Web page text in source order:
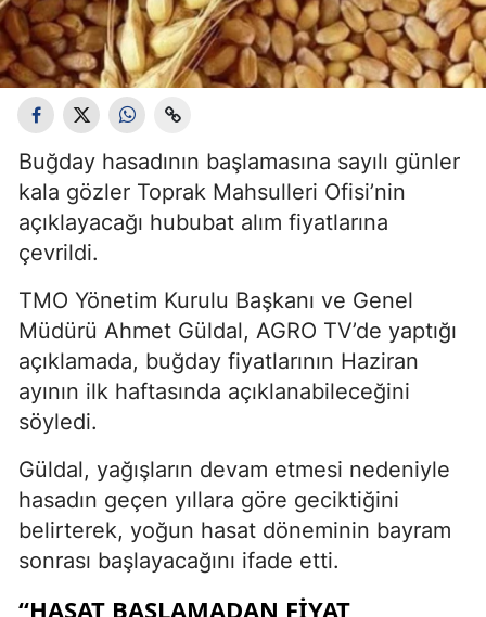
Buğday hasadının başlamasına sayılı günler
kala gözler Toprak Mahsulleri Ofisi’nin
açıklayacağı hububat alım fiyatlarına
çevrildi.
TMO Yönetim Kurulu Başkanı ve Genel
Müdürü Ahmet Güldal, AGRO TV’de yaptığı
açıklamada, buğday fiyatlarının Haziran
ayının ilk haftasında açıklanabileceğini
söyledi.
Güldal, yağışların devam etmesi nedeniyle
hasadın geçen yıllara göre geciktiğini
belirterek, yoğun hasat döneminin bayram
sonrası başlayacağını ifade etti.
“HASAT BAŞLAMADAN FIYAT